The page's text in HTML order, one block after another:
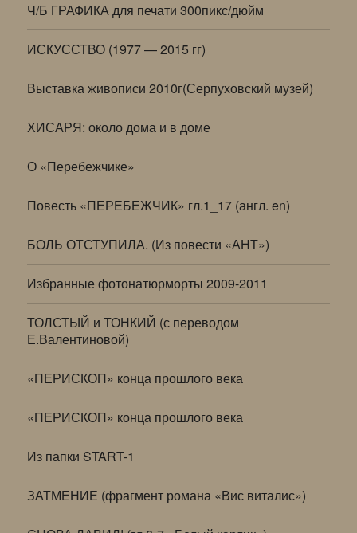
Ч/Б ГРАФИКА для печати 300пикс/дюйм
ИСКУССТВО (1977 — 2015 гг)
Выставка живописи 2010г(Серпуховский музей)
ХИСАРЯ: около дома и в доме
О «Перебежчике»
Повесть «ПЕРЕБЕЖЧИК» гл.1_17 (англ. en)
БОЛЬ ОТСТУПИЛА. (Из повести «АНТ»)
Избранные фотонатюрморты 2009-2011
ТОЛСТЫЙ и ТОНКИЙ (с переводом
Е.Валентиновой)
«ПЕРИСКОП» конца прошлого века
«ПЕРИСКОП» конца прошлого века
Из папки START-1
ЗАТМЕНИЕ (фрагмент романа «Вис виталис»)